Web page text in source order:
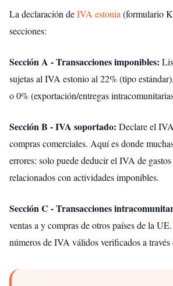
La declaración deIVA estonia(formulario
secciones:
Sección A - Transacciones imponibles:
sujetas al IVA estonio al 22% (tipo
o 0% (exportación/entregas
Sección B - IVA soportado: Declare el
compras comerciales. Aquí es donde
errores: solo puede deducir el IVA de
relacionados con actividades imponibles.
Sección C - Transacciones
ventas a y compras de otros países de la
números de IVA válidos verificados a